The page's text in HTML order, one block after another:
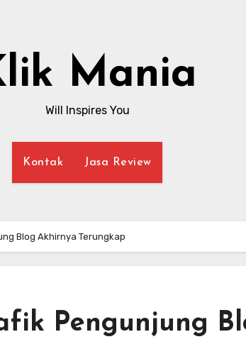
Mania
Will Inspires You
Kontak Jasa Review
Blog Akhirnya Terungkap
Pengunjung